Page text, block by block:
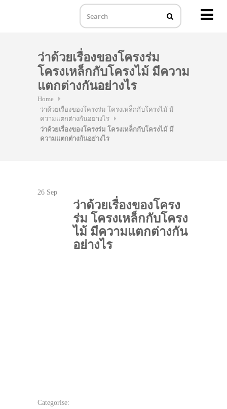
ว่าด้วยเรื่องของโครงร่ม
โครงเหล็กกับโครงไม้ มีความ
แตกต่างกันอย่างไร
Home
ว่าด้วยเรื่องของโครงร่ม โครงเหล็กกับโครงไม้ มี
ความแตกต่างกันอย่างไร
ว่าด้วยเรื่องของโครงร่ม โครงเหล็กกับโครงไม้ มี
ความแตกต่างกันอย่างไร
26 Sep
ว่าด้วยเรื่องของโครง
ร่ม โครงเหล็กกับโครง
ไม้ มีความแตกต่างกัน
อย่างไร
Categorise: